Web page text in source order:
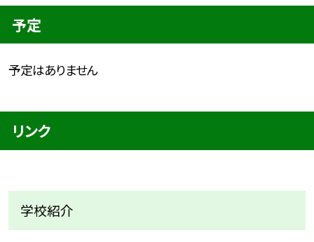
予定
予定はありません
リンク
学校紹介